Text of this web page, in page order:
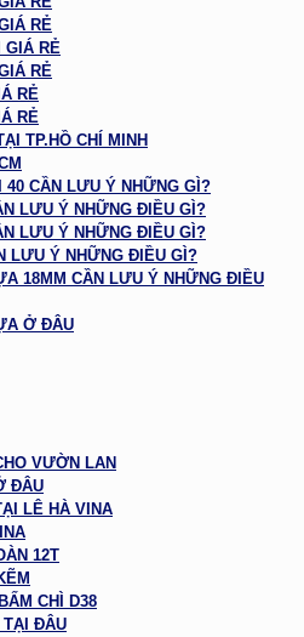
RẺ
GIÁ RẺ
RẺ
RẺ
RẺ
TP.HỒ CHÍ MINH
40 CẦN LƯU Ý NHỮNG GÌ?
LƯU Ý NHỮNG ĐIỀU GÌ?
LƯU Ý NHỮNG ĐIỀU GÌ?
LƯU Ý NHỮNG ĐIỀU GÌ?
18MM CẦN LƯU Ý NHỮNG ĐIỀU
Ở ĐÂU
VƯỜN LAN
ĐÂU
LÊ HÀ VINA
12T
CHÌ D38
TẠI ĐÂU